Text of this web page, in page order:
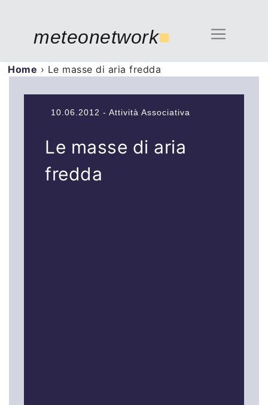
meteonetwork■
Home › Le masse di aria fredda
10.06.2012 - Attività Associativa
Le masse di aria
fredda